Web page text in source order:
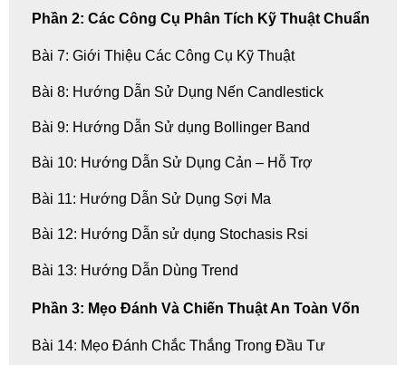
Phần 2: Các Công Cụ Phân Tích Kỹ Thuật Chuẩn
Bài 7: Giới Thiệu Các Công Cụ Kỹ Thuật
Bài 8: Hướng Dẫn Sử Dụng Nến Candlestick
Bài 9: Hướng Dẫn Sử dụng Bollinger Band
Bài 10: Hướng Dẫn Sử Dụng Cản – Hỗ Trợ
Bài 11: Hướng Dẫn Sử Dụng Sợi Ma
Bài 12: Hướng Dẫn sử dụng Stochasis Rsi
Bài 13: Hướng Dẫn Dùng Trend
Phần 3: Mẹo Đánh Và Chiến Thuật An Toàn Vốn
Bài 14: Mẹo Đánh Chắc Thắng Trong Đầu Tư